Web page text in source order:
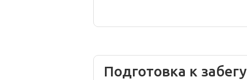
Подготовка к забегу